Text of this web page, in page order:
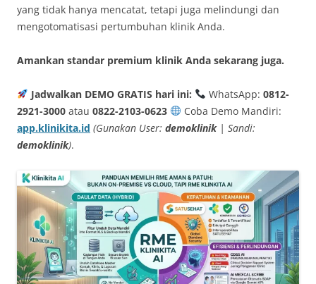
yang tidak hanya mencatat, tetapi juga melindungi dan
mengotomatisasi pertumbuhan klinik Anda.
Amankan standar premium klinik Anda sekarang juga.
Jadwalkan DEMO GRATIS hari ini: WhatsApp: 0812-
2921-3000 atau 0822-2103-0623
Coba Demo Mandiri:
app.klinikita.id (Gunakan User: demoklinik| Sandi:
demoklinik).